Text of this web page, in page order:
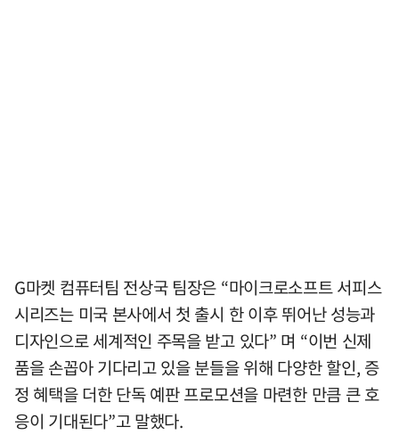
G마켓 컴퓨터팀 전상국 팀장은 “마이크로소프트 서피스
시리즈는 미국 본사에서 첫 출시 한 이후 뛰어난 성능과
디자인으로 세계적인 주목을 받고 있다” 며 “이번 신제
품을 손꼽아 기다리고 있을 분들을 위해 다양한 할인, 증
정 혜택을 더한 단독 예판 프로모션을 마련한 만큼 큰 호
응이 기대된다”고 말했다.